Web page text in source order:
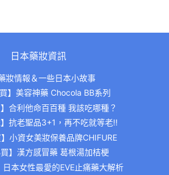
日本藥妝資訊
妝情報＆一些日本小故事
買】美容神藥 Chocola BB系列
】合利他命百百種 我該吃哪種？
】抗老聖品3+1，再不吃就等老!!
】小資女美妝保養品牌CHIFURE
買】漢方感冒藥 葛根湯加桔梗
日本女性最愛的EVE止痛藥大解析